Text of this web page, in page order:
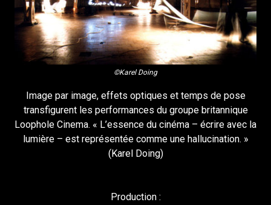
©Karel Doing
Image par image, effets optiques et temps de pose
transfigurent les performances du groupe britannique
Loophole Cinema. « L’essence du cinéma – écrire avec la
lumière – est représentée comme une hallucination. »
(Karel Doing)
Production :